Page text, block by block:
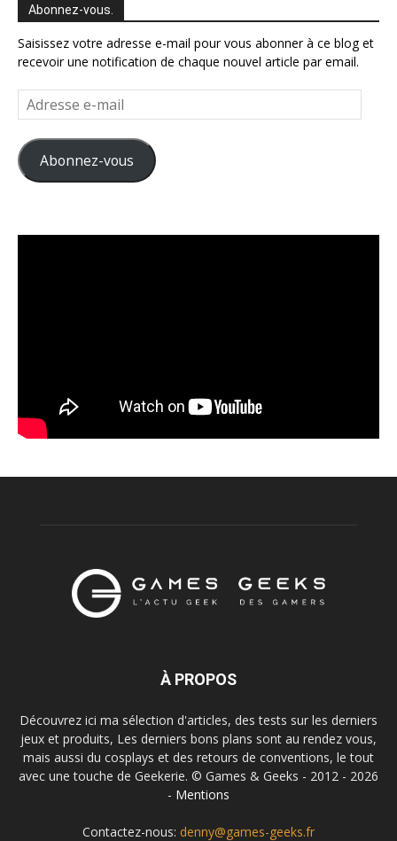
Abonnez-vous.
Saisissez votre adresse e-mail pour vous abonner à ce blog et
recevoir une notification de chaque nouvel article par email.
Adresse
e-
mail
Abonnez-vous
À PROPOS
Découvrez ici ma sélection d'articles, des tests sur les derniers
jeux et produits, Les derniers bons plans sont au rendez vous,
mais aussi du cosplays et des retours de conventions, le tout
avec une touche de Geekerie. © Games & Geeks - 2012 - 2026
- Mentions
Contactez-nous: denny@games-geeks.fr